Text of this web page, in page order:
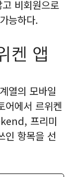
비회원으로
능하다.
켄 앱
열의 모바일
어에서 르위켄
프리미
인 항목을 선